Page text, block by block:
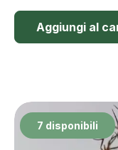
Aggiungi al
7 disponibili